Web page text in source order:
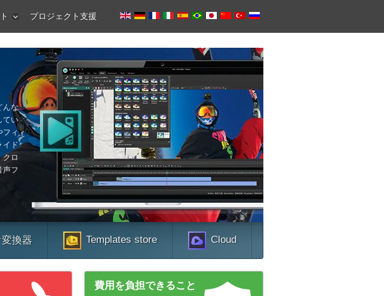
プロジェクト支援
んな
てい
フィ
イド
クロ
声フ
換器 Templates store Cloud
費用を負担できること